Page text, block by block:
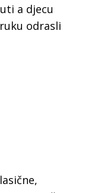
a djecu
odrasli